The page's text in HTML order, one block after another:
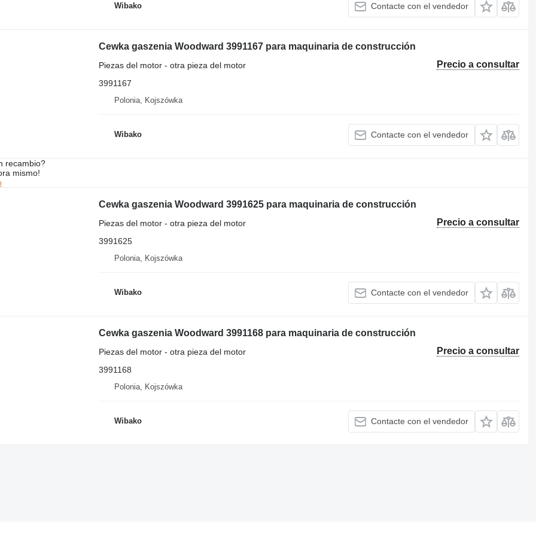
Wibako Contacte con el vendedor
Cewka gaszenia Woodward 3991167 para maquinaria de construcción
Precio a consultar
Piezas del motor - otra pieza del motor
3991167
Polonia, Kojszówka
Wibako Contacte con el vendedor
recambio?
mismo!
Cewka gaszenia Woodward 3991625 para maquinaria de construcción
Precio a consultar
Piezas del motor - otra pieza del motor
3991625
Polonia, Kojszówka
Wibako Contacte con el vendedor
Cewka gaszenia Woodward 3991168 para maquinaria de construcción
Precio a consultar
Piezas del motor - otra pieza del motor
3991168
Polonia, Kojszówka
Wibako Contacte con el vendedor